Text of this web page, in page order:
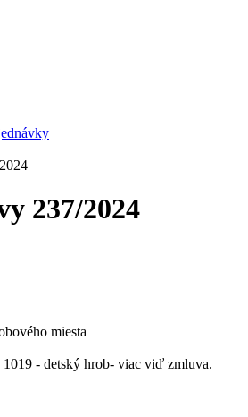
237/2024
miesta
1019 - detský hrob- viac viď zmluva.